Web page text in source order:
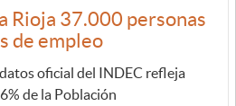
Rioja 37.000 personas
de empleo
oficial del INDEC refleja
de la Población